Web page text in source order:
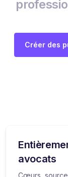
Créer des
avocats
Cœurs,